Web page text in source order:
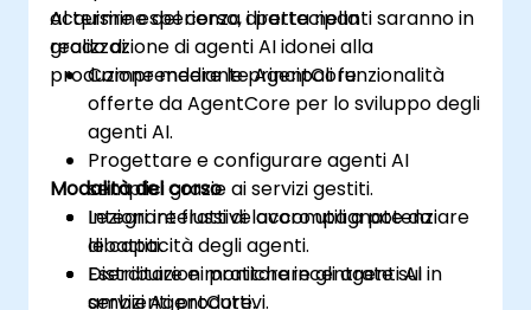
acquisire esperienza diretta nella
realizzazione di agenti AI idonei alla
produzione mediante AgentCore.
Al termine del corso, i partecipanti saranno in
grado di:
Comprendere le principali funzionalità
offerte da AgentCore per lo sviluppo degli
agenti AI.
Progettare e configurare agenti AI
semplici grazie ai servizi gestiti.
Integrare flussi di lavoro utili a potenziare
le capacità degli agenti.
Distribuire e monitorare gli agenti AI in
ambienti produttivi.
Modalità del corso
Lezioni interattive accompagnate da
dibattiti.
Esercitazioni pratiche incentrate sui
servizi AgentCore.